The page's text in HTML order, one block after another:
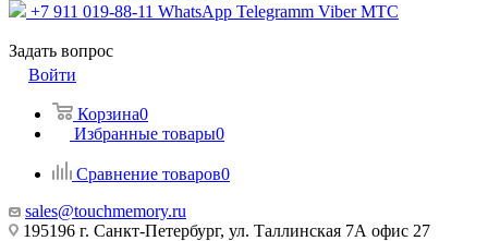
+7 911 019-88-11 WhatsApp Telegramm Viber МТС
Задать вопрос
Войти
Корзина0
Избранные товары0
Сравнение товаров0
sales@touchmemory.ru
195196 г. Санкт-Петербург, ул. Таллинская 7А офис 27